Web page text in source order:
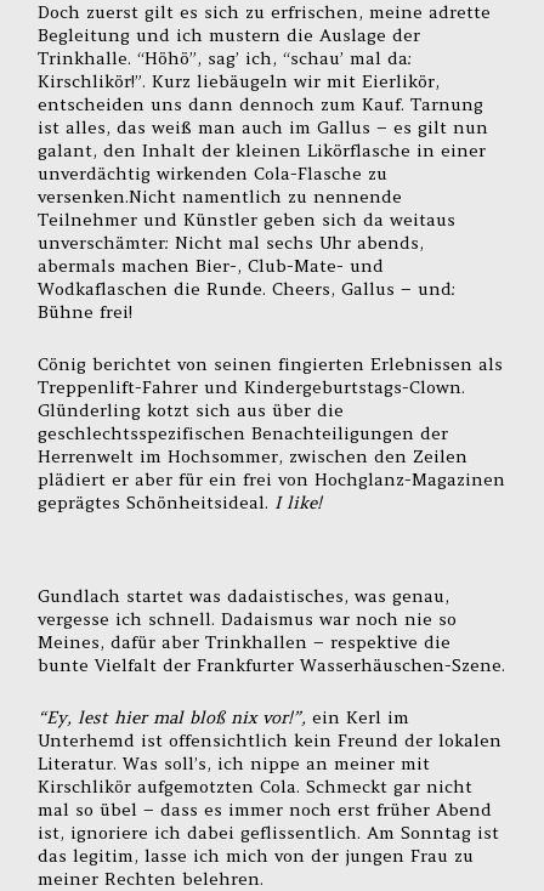
Doch zuerst gilt es sich zu erfrischen, meine adrette
Begleitung und ich mustern die Auslage der
Trinkhalle. “Höhö”, sag’ ich, “schau’ mal da:
Kirschlikör!”. Kurz liebäugeln wir mit Eierlikör,
entscheiden uns dann dennoch zum Kauf. Tarnung
ist alles, das weiß man auch im Gallus – es gilt nun
galant, den Inhalt der kleinen Likörflasche in einer
unverdächtig wirkenden Cola-Flasche zu
versenken.Nicht namentlich zu nennende
Teilnehmer und Künstler geben sich da weitaus
unverschämter: Nicht mal sechs Uhr abends,
abermals machen Bier-, Club-Mate- und
Wodkaflaschen die Runde. Cheers, Gallus – und:
Bühne frei!
Cönig berichtet von seinen fingierten Erlebnissen als
Treppenlift-Fahrer und Kindergeburtstags-Clown.
Glünderling kotzt sich aus über die
geschlechtsspezifischen Benachteiligungen der
Herrenwelt im Hochsommer, zwischen den Zeilen
plädiert er aber für ein frei von Hochglanz-Magazinen
geprägtes Schönheitsideal. I like!
Gundlach startet was dadaistisches, was genau,
vergesse ich schnell. Dadaismus war noch nie so
Meines, dafür aber Trinkhallen – respektive die
bunte Vielfalt der Frankfurter Wasserhäuschen-Szene.
“Ey, lest hier mal bloß nix vor!”,ein Kerl im
Unterhemd ist offensichtlich kein Freund der lokalen
Literatur. Was soll’s, ich nippe an meiner mit
Kirschlikör aufgemotzten Cola. Schmeckt gar nicht
mal so übel – dass es immer noch erst früher Abend
ist, ignoriere ich dabei geflissentlich. Am Sonntag ist
das legitim, lasse ich mich von der jungen Frau zu
meiner Rechten belehren.